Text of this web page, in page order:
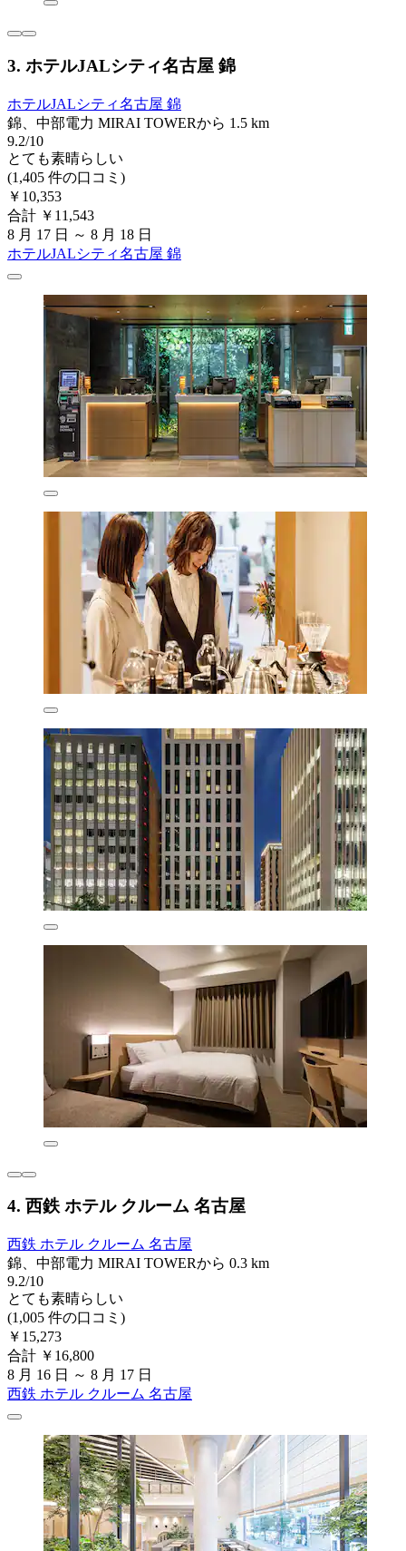
3. ホテルJALシティ名古屋 錦
ホテルJALシティ名古屋 錦
錦、中部電力 MIRAI TOWERから 1.5 km
9.2/10
とても素晴らしい
(1,405 件の口コミ)
￥10,353
合計 ￥11,543
8 月 17 日 ～ 8 月 18 日
ホテルJALシティ名古屋 錦
4. 西鉄 ホテル クルーム 名古屋
西鉄 ホテル クルーム 名古屋
錦、中部電力 MIRAI TOWERから 0.3 km
9.2/10
とても素晴らしい
(1,005 件の口コミ)
￥15,273
合計 ￥16,800
8 月 16 日 ～ 8 月 17 日
西鉄 ホテル クルーム 名古屋